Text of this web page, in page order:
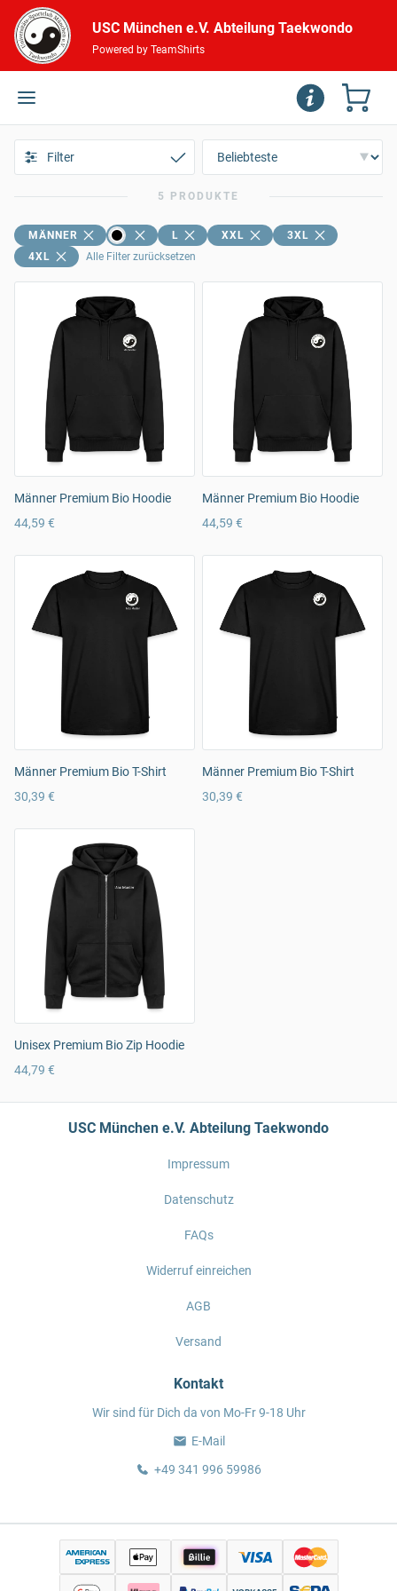
USC München e.V. Abteilung Taekwondo
Powered by TeamShirts
Filter
5 PRODUKTE
MÄNNER L XXL
3XL
4XL
Alle Filter zurücksetzen
Männer Premium Bio Hoodie
44,59 €
Männer Premium Bio Hoodie
44,59 €
Männer Premium Bio T-Shirt
30,39 €
Männer Premium Bio T-Shirt
30,39 €
Unisex Premium Bio Zip Hoodie
44,79 €
USC München e.V. Abteilung Taekwondo
Impressum
Datenschutz
FAQs
Widerruf einreichen
AGB
Versand
Kontakt
Wir sind für Dich da von Mo-Fr 9-18 Uhr
E-Mail
+49 341 996 59986